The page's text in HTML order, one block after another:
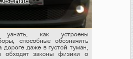
узнать, как устроены
способные обозначить
дороге даже в густой туман,
обходят законы физики о